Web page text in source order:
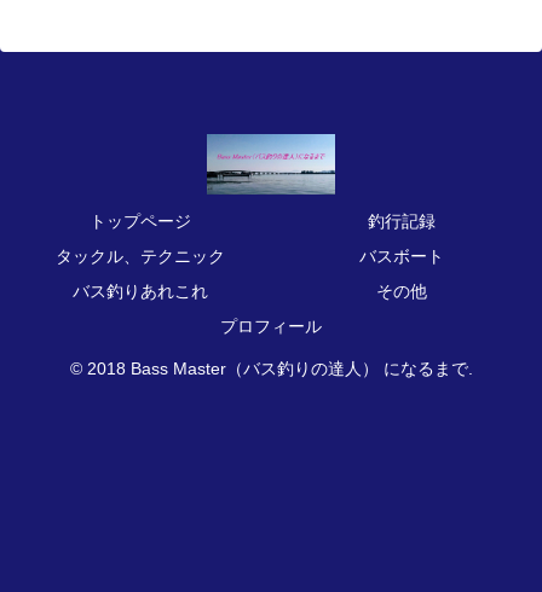
トップページ
釣行記録
タックル、テクニック
バスボート
バス釣りあれこれ
その他
プロフィール
© 2018 Bass Master（バス釣りの達人） になるまで.